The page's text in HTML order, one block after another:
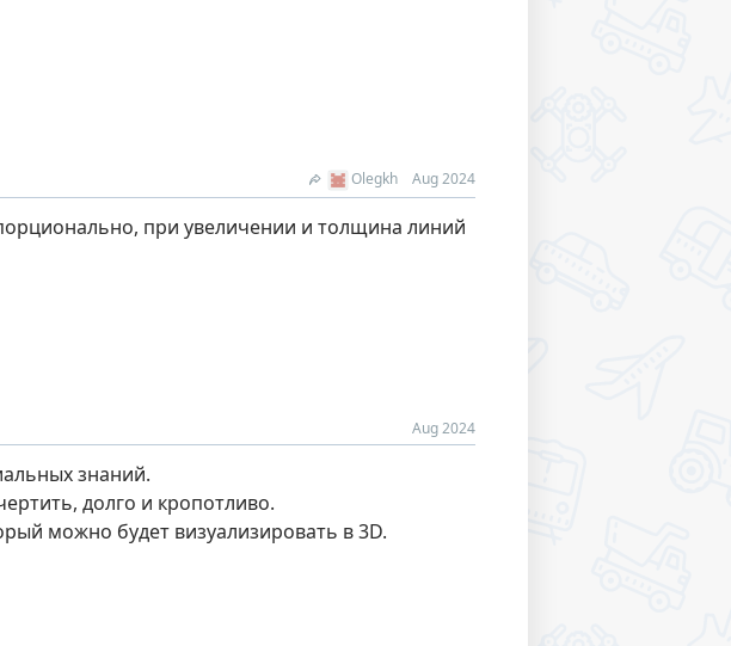
Olegkh Aug 2024
при увеличении и толщина линий
Aug 2024
знаний.
долго и кропотливо.
можно будет визуализировать в 3D.